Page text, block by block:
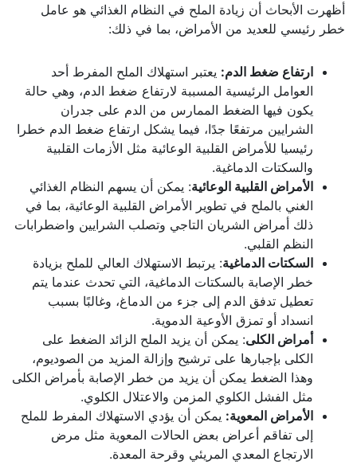
أظهرت الأبحاث أن زيادة الملح في النظام الغذائي هو عامل
خطر رئيسي للعديد من الأمراض، بما في ذلك:
ارتفاع ضغط الدم: يعتبر استهلاك الملح المفرط أحد
العوامل الرئيسية المسببة لارتفاع ضغط الدم، وهي حالة
يكون فيها الضغط الممارس من الدم على جدران
الشرايين مرتفعًا جدًا، فيما يشكل ارتفاع ضغط الدم خطرا
رئيسيا للأمراض القلبية الوعائية مثل الأزمات القلبية
والسكتات الدماغية.
الأمراض القلبية الوعائية: يمكن أن يسهم النظام الغذائي
الغني بالملح في تطوير الأمراض القلبية الوعائية، بما في
ذلك أمراض الشريان التاجي وتصلب الشرايين واضطرابات
النظم القلبي.
السكتات الدماغية: يرتبط الاستهلاك العالي للملح بزيادة
خطر الإصابة بالسكتات الدماغية، التي تحدث عندما يتم
تعطيل تدفق الدم إلى جزء من الدماغ، وغالبًا بسبب
انسداد أو تمزق الأوعية الدموية.
أمراض الكلى: يمكن أن يزيد الملح الزائد الضغط على
الكلى بإجبارها على ترشيح وإزالة المزيد من الصوديوم،
وهذا الضغط يمكن أن يزيد من خطر الإصابة بأمراض الكلى
مثل الفشل الكلوي المزمن والاعتلال الكلوي.
الأمراض المعوية: يمكن أن يؤدي الاستهلاك المفرط للملح
إلى تفاقم أعراض بعض الحالات المعوية مثل مرض
الارتجاع المعدي المريئي وقرحة المعدة.